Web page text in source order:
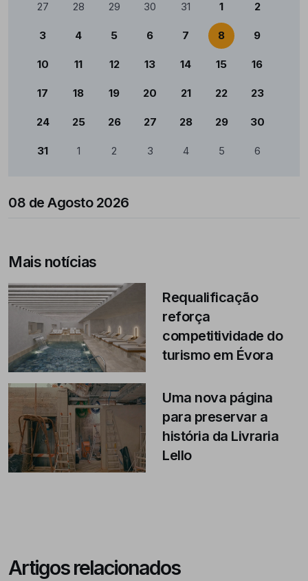
27 28 29 30 31 1 2
3 4 5 6 7 8 9
10 11 12 13 14 15 16
17 18 19 20 21 22 23
24 25 26 27 28 29 30
31 1 2 3 4 5 6
08 de Agosto 2026
Mais notícias
Requalificação
reforça
competitividade do
turismo em Évora
Uma nova página
para preservar a
história da Livraria
Lello
Artigos relacionados